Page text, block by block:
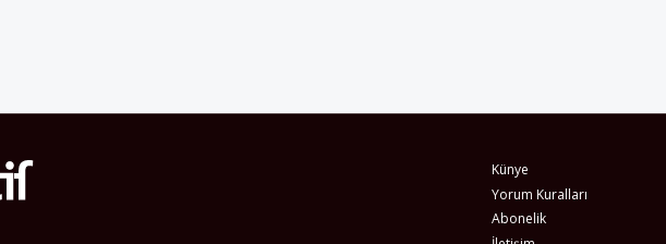
Künye
Yorum Kuralları
Abonelik